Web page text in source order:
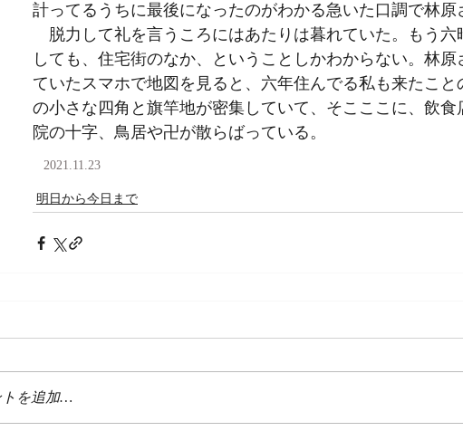
計ってるうちに最後になったのがわかる急いた口調で林原
脱力して礼を言うころにはあたりは暮れていた。もう六
しても、住宅街のなか、ということしかわからない。林
ていたスマホで地図を見ると、六年住んでる私も来たこ
の小さな四角と旗竿地が密集していて、そこここに、飲
院の十字、鳥居や卍が散らばっている。
2021.11.23
明日から今日まで
トを追加…